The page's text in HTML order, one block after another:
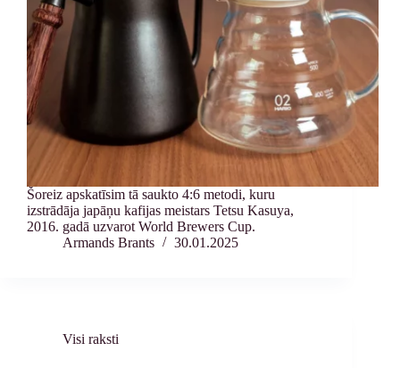
Šoreiz apskatīsim tā saukto 4:6 metodi, kuru
izstrādāja japāņu kafijas meistars Tetsu Kasuya,
2016. gadā uzvarot World Brewers Cup.
Armands Brants
30.01.2025
Visi raksti